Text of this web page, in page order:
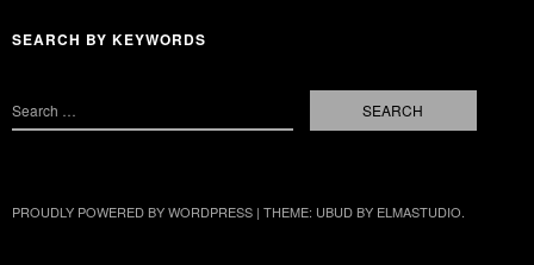
SEARCH BY KEYWORDS
PROUDLY POWERED BY WORDPRESS | THEME: UBUD BY ELMASTUDIO.